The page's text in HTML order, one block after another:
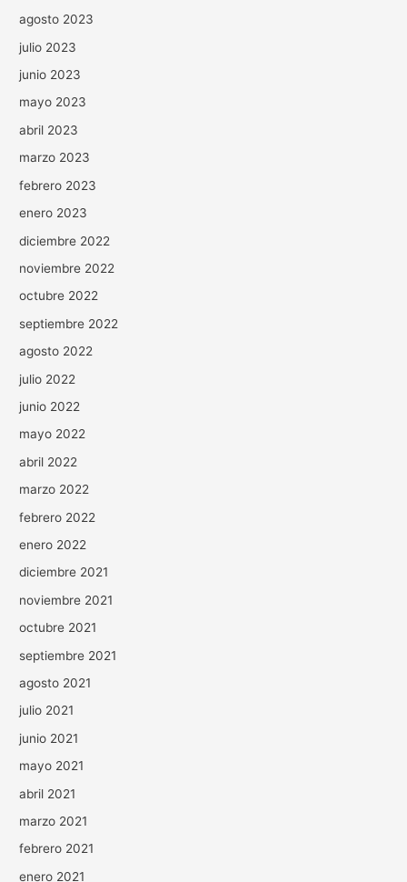
agosto 2023
julio 2023
junio 2023
mayo 2023
abril 2023
marzo 2023
febrero 2023
enero 2023
diciembre 2022
noviembre 2022
octubre 2022
septiembre 2022
agosto 2022
julio 2022
junio 2022
mayo 2022
abril 2022
marzo 2022
febrero 2022
enero 2022
diciembre 2021
noviembre 2021
octubre 2021
septiembre 2021
agosto 2021
julio 2021
junio 2021
mayo 2021
abril 2021
marzo 2021
febrero 2021
enero 2021